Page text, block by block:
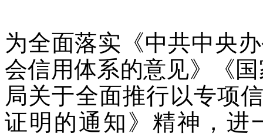
为全面落实《中共中央
会信用体系的意见》《
局关于全面推行以专项
证明的通知》精神，进